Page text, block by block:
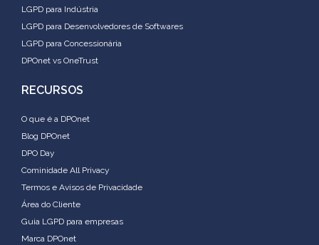
LGPD para Indústria
LGPD para Desenvolvedores de Softwares
LGPD para Concessionária
DPOnet vs OneTrust
RECURSOS
O que é a DPOnet
Blog DPOnet
DPO Day
Cominidade All Privacy
Termos e Avisos de Privacidade
Área do Cliente
Guia LGPD para empresas
Marca DPOnet